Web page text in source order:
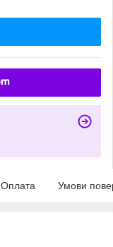
Оплата Умови